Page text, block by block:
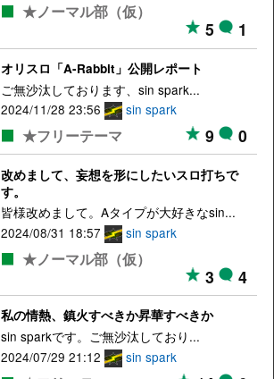
★ノーマル部（仮）
5 1
オリスロ「A-Rabbit」公開レポート
ご無沙汰しております、sin spark...
2024/11/28 23:56
sin spark
★フリーテーマ 9 0
改めまして、妄想を形にしたいスロ打ちで
す。
皆様改めまして。Aタイプが大好きなsin...
2024/08/31 18:57
sin spark
★ノーマル部（仮）
3 4
私の情熱、鎮火すべきか昇華すべきか
sin sparkです。ご無沙汰しており...
2024/07/29 21:12
sin spark